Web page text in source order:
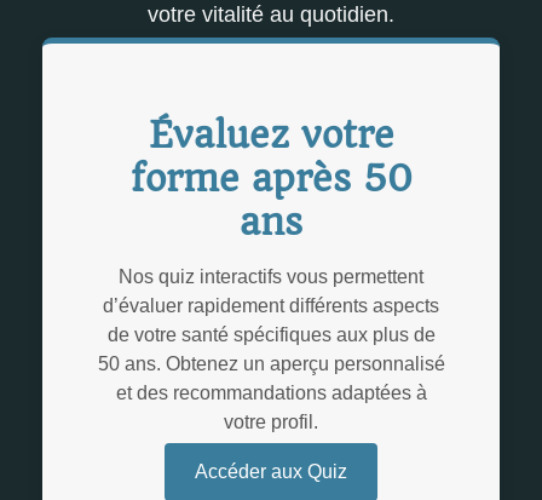
votre vitalité au quotidien.
Évaluez votre
forme après 50
ans
Nos quiz interactifs vous permettent
d’évaluer rapidement différents aspects
de votre santé spécifiques aux plus de
50 ans. Obtenez un aperçu personnalisé
et des recommandations adaptées à
votre profil.
Accéder aux Quiz